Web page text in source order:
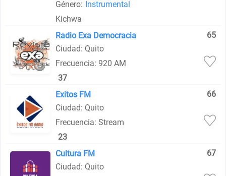
Género: Instrumental
Kichwa
Radio Exa Democracia
65
Ciudad: Quito
Frecuencia: 920 АМ
37
Exitos FM
66
Ciudad: Quito
Frecuencia: Stream
23
Cultura FM
67
Ciudad: Quito